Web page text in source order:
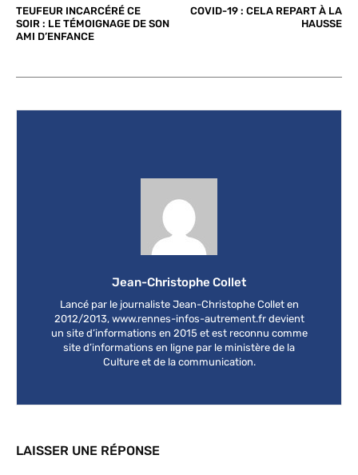
TEUFEUR INCARCÉRÉ CE
SOIR : LE TÉMOIGNAGE DE SON
AMI D’ENFANCE
COVID-19 : CELA REPART À LA
HAUSSE
Jean-Christophe Collet
Lancé par le journaliste Jean-Christophe Collet en
2012/2013, www.rennes-infos-autrement.fr devient
un site d’informations en 2015 et est reconnu comme
site d’informations en ligne par le ministère de la
Culture et de la communication.
LAISSER UNE RÉPONSE